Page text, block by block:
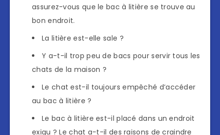
assurez-vous que le bac à litière se trouve au
bon endroit.
La litière est-elle sale ?
Y a-t-il trop peu de bacs pour servir tous les
chats de la maison ?
Le chat est-il toujours empêché d’accéder
au bac à litière ?
Le bac à litière est-il placé dans un endroit
exigu ? Le chat a-t-il des raisons de craindre